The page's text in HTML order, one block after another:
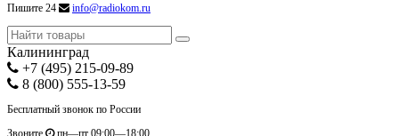
Пишите 24 info@radiokom.ru
Калининград
+7 (495) 215-09-89
8 (800) 555-13-59
Бесплатный звонок по России
Звоните
пн—пт 09:00—18:00